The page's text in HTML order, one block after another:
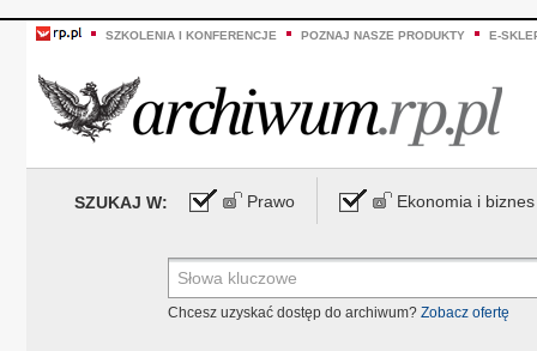
SZKOLENIA I KONFERENCJE POZNAJ NASZE PRODUKTY E-
SZUKAJ W: Prawo Ekonomia i biznes
Chcesz uzyskać dostęp do archiwum? Zobacz ofertę